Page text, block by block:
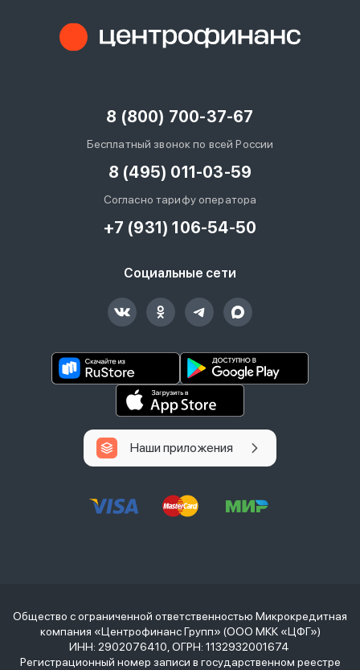
8 (800) 700-37-67
Бесплатный звонок по всей России
8 (495) 011-03-59
Согласно тарифу оператора
+7 (931) 106-54-50
Социальные сети
Наши приложения
Общество с ограниченной ответственностью Микрокредитная
компания «Центрофинанс Групп» (ООО МКК «ЦФГ»)
ИНН: 2902076410, ОГРН: 1132932001674
Регистрационный номер записи в государственном реестре